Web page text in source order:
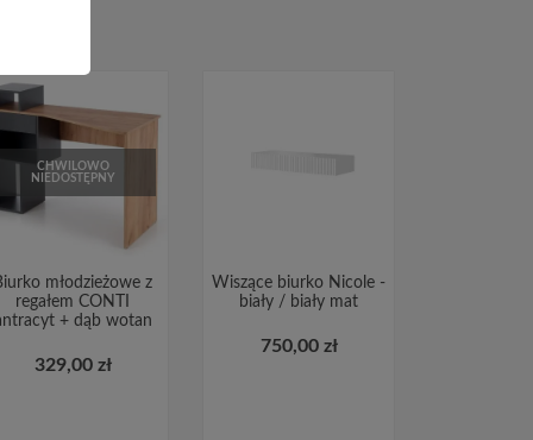
CHWILOWO
NIEDOSTĘPNY
młodzieżowe z
regałem CONTI
+ dąb wotan
329,00 zł
Wiszące biurko Nicole -
biały / biały mat
750,00 zł